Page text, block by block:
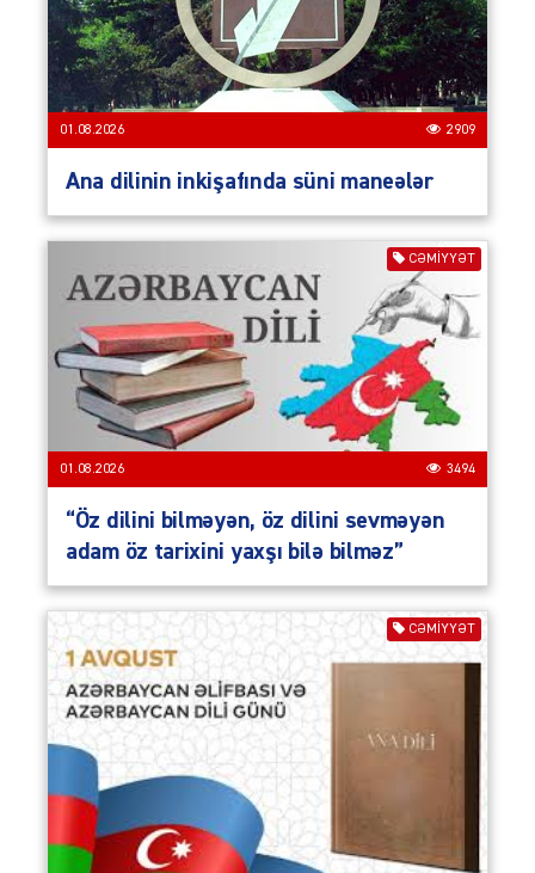
01.08.2026 2909
Ana dilinin inkişafında süni maneələr
CƏMIYYƏT
01.08.2026 3494
“Öz dilini bilməyən, öz dilini sevməyən
adam öz tarixini yaxşı bilə bilməz”
CƏMIYYƏT